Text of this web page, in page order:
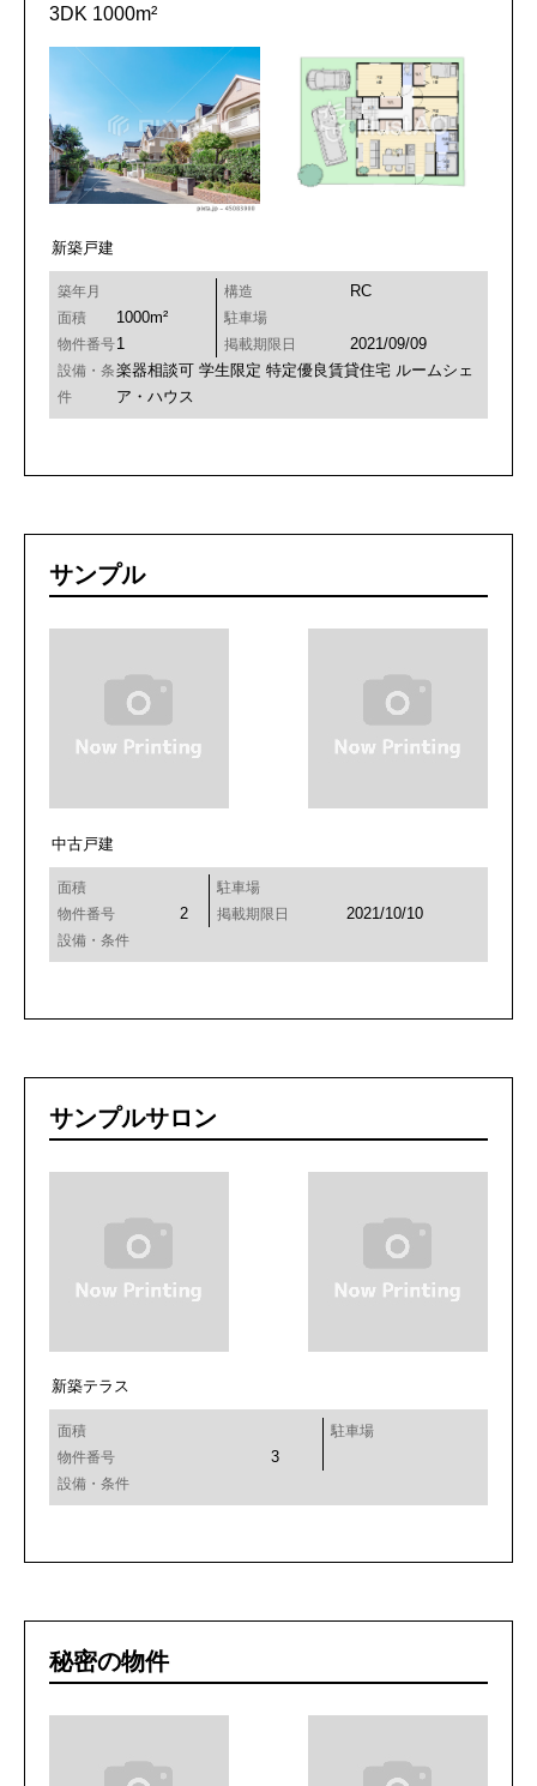
3DK 1000m²
新築戸建
築年月 構造 RC
面積 1000m²
駐車場
物件番号1 掲載期限日 2021/09/09
設備・条
件
楽器相談可 学生限定 特定優良賃貸住宅 ルームシェ
ア・ハウス
サンプル
中古戸建
面積
駐車場
物件番号
2 掲載期限日 2021/10/10
設備・条件
サンプルサロン
新築テラス
面積
駐車場
物件番号
3
設備・条件
秘密の物件